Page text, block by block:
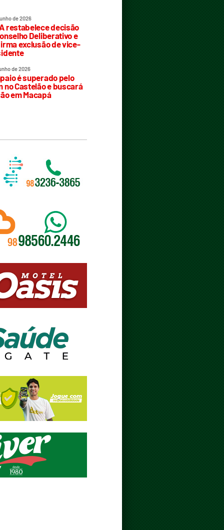
de 2026
restabelece decisão
Deliberativo e
exclusão de vice-
de 2026
é superado pelo
no Castelão e buscará
em Macapá